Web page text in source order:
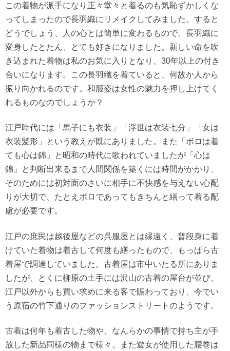
この着物が派手になり正々堂々と着るのも気恥ずかしくな
ってしまったので長羽織にリメイクしてみました。すると
どうでしょう、人の心とは簡単に変わるもので、長羽織に
変身したとたん、とても好きになりました。新しい命を吹
き込まれた着物は私のお気に入りとなり、30年以上の付き
合いになります。この長羽織を着ていると、何故か人から
振り向かれるのです。和服姿は女性の魅力を押し上げてく
れるものなのでしょうか？
江戸時代には「馬子にも衣装」「浮世は衣装七分」「女は
衣装髪形」という教えが既にありました。また「ボロは着
ても心は錦」と昭和の時代に歌われていましたが「心は
錦」と判断出来るまで人間関係を築くには時間がかかり、
そのためには初対面のさいに相手に不快感を与えない心配
りが大切で、たとえボロであってもきちんと繕って着る配
慮が必要です。
江戸の庶民は越後屋などの呉服屋とは縁遠く、普段身に着
けていた着物は着古して何度も繕ったもので、もっぱら古
着屋で調達していました。古着屋は市中いたる所にありま
したが、とくに柳原の土手には沢山の古着の屋台が並び、
江戸以外からも買い求めに来る客で賑わっており、今でい
う原宿の竹下通りのファッションストリートのようです。
古着は何年も着古した物や、なんらかの事情で持ち主が手
放した新品同様の物まで様々。また遊女が使用した腰巻は